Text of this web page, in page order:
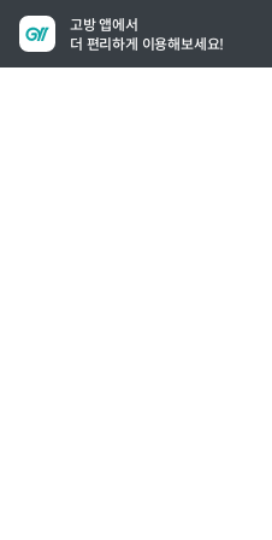
고방 앱에서
더 편리하게 이용해보세요!